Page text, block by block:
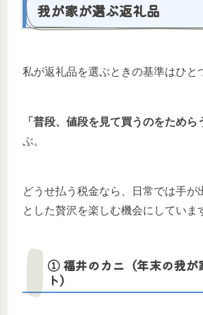
我が家が選ぶ返礼品
私が返礼品を選ぶときの基準はひと
「普段、値段を見て買うのをためら
ぶ。
どうせ払う税金なら、日常では手が
とした贅沢を楽しむ機会にしていま
① 福井のカニ（年末の我が
ト）